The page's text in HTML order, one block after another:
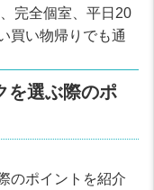
完全個室、平日20
買い物帰りでも通
を選ぶ際のポ
のポイントを紹介